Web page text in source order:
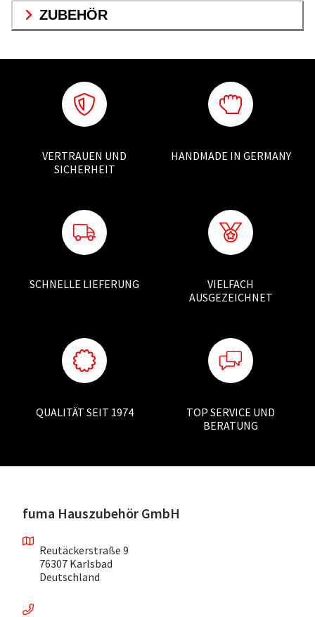
ZUBEHÖR
VERTRAUEN UND
SICHERHEIT
HANDMADE IN GERMANY
SCHNELLE LIEFERUNG
VIELFACH
AUSGEZEICHNET
QUALITÄT SEIT 1974
TOP SERVICE UND
BERATUNG
fuma Hauszubehör GmbH
Reutäckerstraße 9
76307 Karlsbad
Deutschland